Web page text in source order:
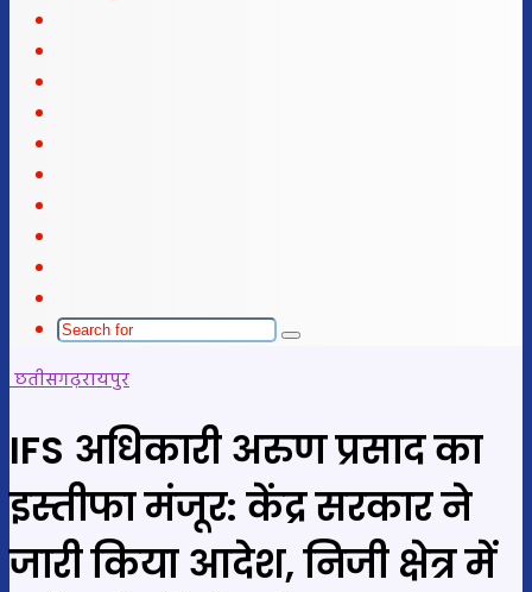
skin
Search
छतीसगढ़रायपुर
IFS अधिकारी अरुण प्रसाद का
इस्तीफा मंजूर: केंद्र सरकार ने
जारी किया आदेश, निजी क्षेत्र में